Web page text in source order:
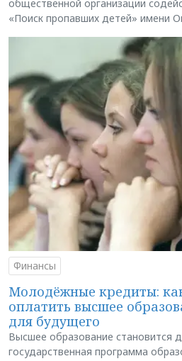
общественной организации
«Поиск пропавших детей» имени
Финансы
Молодёжные кредиты:
оплатить высшее
для будущего
Высшее образование становится
государственная программа